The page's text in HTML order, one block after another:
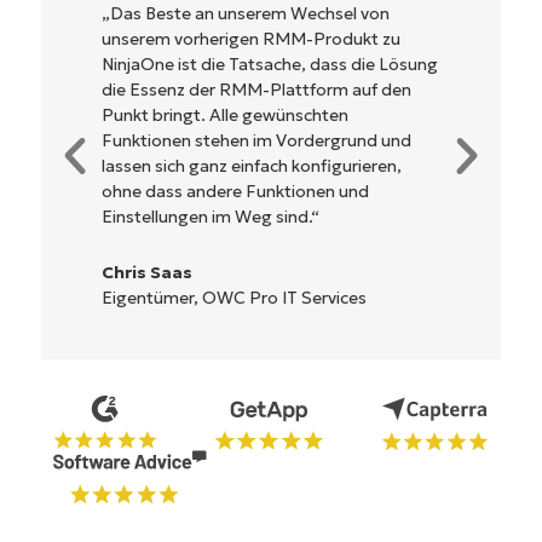
NinjaOne ist unglaublich leicht zu bedienen
und kombiniert ein schnelles Interface mit
leistungsstarken Funktionen im Backend.
Es muss nicht erst kompliziert eingerichtet
werden und verzichtet auf eine komplexe
Steuerung. Alle Optionen und Tools sind
klar beschrieben, einfach zu verstehen und
die Benutzeroberfläche ist leicht zu
bedienen.
Ryan Reiffenberger
Reiffenberger.NET Technology Solutions